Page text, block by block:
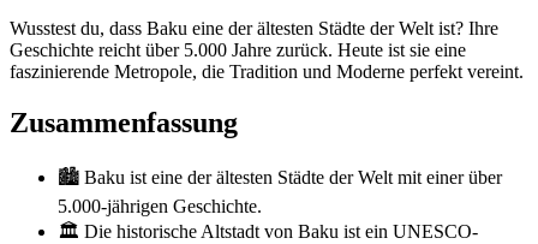
Wusstest du, dass Baku eine der ältesten Städte der Welt ist? Ihre
Geschichte reicht über 5.000 Jahre zurück. Heute ist sie eine
faszinierende Metropole, die Tradition und Moderne perfekt vereint.
Zusammenfassung
🏙️ Baku ist eine der ältesten Städte der Welt mit einer über
5.000-jährigen Geschichte.
🏛️ Die historische Altstadt von Baku ist ein UNESCO-